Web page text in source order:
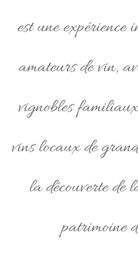
est une expérience
amateurs de vin,
vignobles
vins locaux de
la découverte de
patrimoine